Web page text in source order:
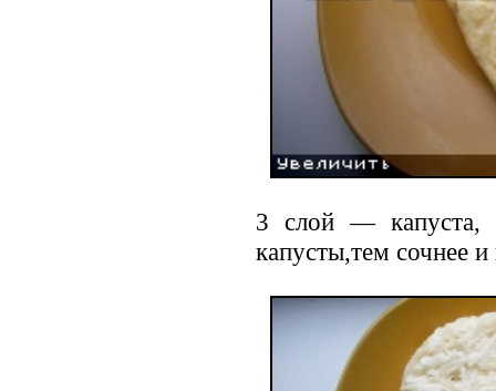
3 слой — капуста,
капусты,тем сочнее и